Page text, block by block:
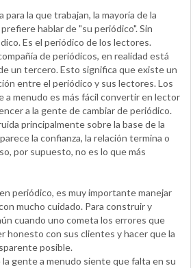
para la que trabajan, la mayoría de la
hablar de "su periódico". Sin
Es el periódico de los lectores.
de periódicos, en realidad está
un tercero. Esto significa que existe un
entre el periódico y sus lectores. Los
a menudo es más fácil convertir en lector
a la gente de cambiar de periódico.
principalmente sobre la base de la
la confianza, la relación termina o
por supuesto, no es lo que más
periódico, es muy importante manejar
mucho cuidado. Para construir y
cuando uno cometa los errores que
honesto con sus clientes y hacer que la
posible.
gente a menudo siente que falta en su